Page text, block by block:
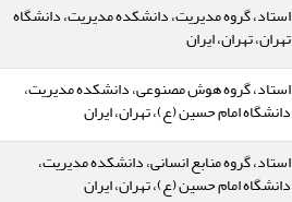
استاد، گروه مدیریت، دانشکده مدیریت، دانشگاه
تهران، تهران، ایران
استاد، گروه هوش مصنوعی، دانشکده مدیریت،
دانشگاه امام حسین (ع)، تهران، ایران
استاد، گروه منابع انسانی، دانشکده مدیریت،
دانشگاه امام حسین (ع)، تهران، ایران